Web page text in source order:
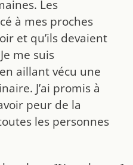
Les
à mes proches
et qu’ils devaient
me suis
aillant vécu une
J’ai promis à
peur de la
les personnes